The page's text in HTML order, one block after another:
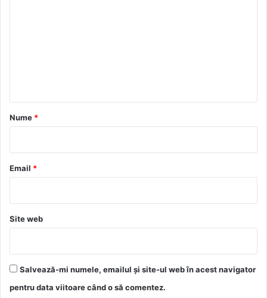
r
*
Nume *
Email *
Site web
Salvează-mi numele, emailul și site-ul web în acest navigator
pentru data viitoare când o să comentez.